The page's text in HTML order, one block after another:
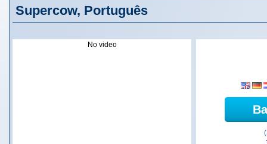
Supercow, Português
No video